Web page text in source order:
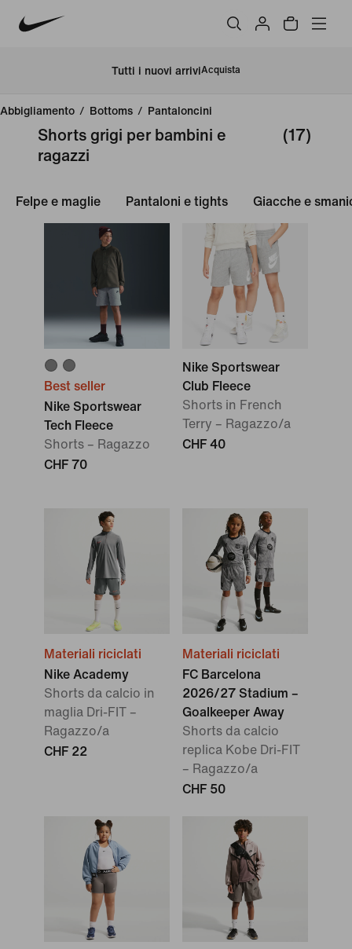
Tutti i nuovi arriviAcquista
Abbigliamento / Bottoms / Pantaloncini
Shorts grigi per bambini e
ragazzi
(17)
Felpe e maglie Pantaloni e tights Giacche e
Best seller
Nike Sportswear
Tech Fleece
Shorts – Ragazzo
CHF 70
Nike Sportswear
Club Fleece
Shorts in French
Terry – Ragazzo/a
CHF 40
Materiali riciclati
Nike Academy
Shorts da calcio in
maglia Dri-FIT –
Ragazzo/a
CHF 22
Materiali riciclati
FC Barcelona
2026/27 Stadium –
Goalkeeper Away
Shorts da calcio
replica Kobe Dri-FIT
– Ragazzo/a
CHF 50